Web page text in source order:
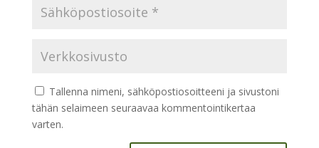
Tallenna nimeni, sähköpostiosoitteeni ja sivustoni
tähän selaimeen seuraavaa kommentointikertaa
varten.